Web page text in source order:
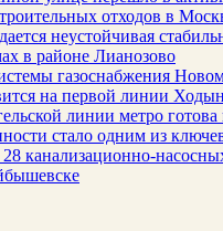
отходов в
неустойчивая
в районе Лианозово
газоснабжения
на первой линии
линии метро
стало одним из
канализационно-